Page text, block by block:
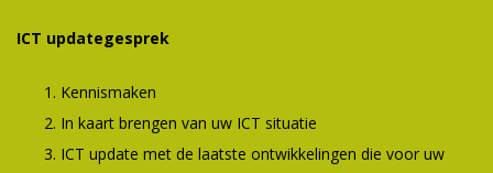
ICT updategesprek
Kennismaken
In kaart brengen van uw ICT situatie
ICT update met de laatste ontwikkelingen die voor uw